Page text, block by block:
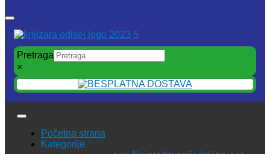
Pretraga
×
Početna strana
Kategorije